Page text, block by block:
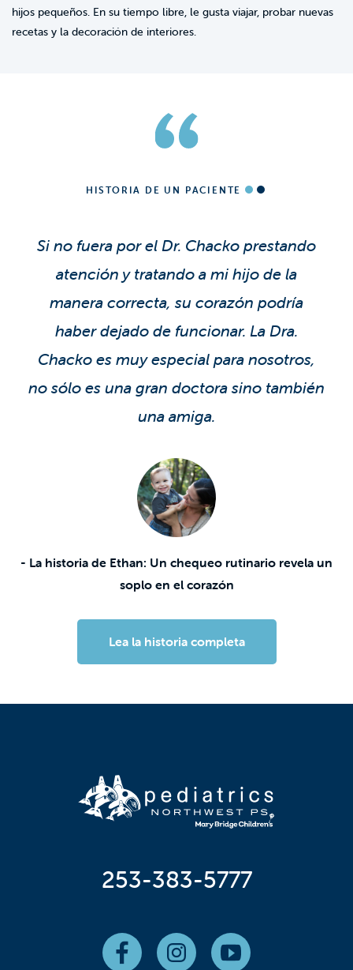
hijos pequeños. En su tiempo libre, le gusta viajar, probar nuevas
recetas y la decoración de interiores.
HISTORIA DE UN PACIENTE
Si no fuera por el Dr. Chacko prestando
atención y tratando a mi hijo de la
manera correcta, su corazón podría
haber dejado de funcionar. La Dra.
Chacko es muy especial para nosotros,
no sólo es una gran doctora sino también
una amiga.
- La historia de Ethan: Un chequeo rutinario revela un
soplo en el corazón
Lea la historia completa
253-383-5777